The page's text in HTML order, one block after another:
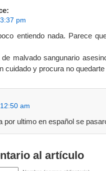
pm
entiendo nada. Parece
malvado sangunario
cuidado y procura no
am
por ultimo en español se
al artículo